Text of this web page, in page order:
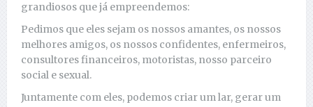
grandiosos que já empreendemos:
Pedimos que eles sejam os nossos amantes, os nossos
melhores amigos, os nossos confidentes, enfermeiros,
consultores financeiros, motoristas, nosso parceiro
social e sexual.
Juntamente com eles, podemos criar um lar, gerar um